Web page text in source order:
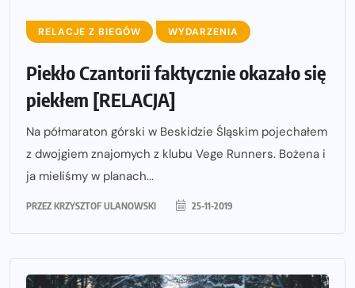
RELACJE Z BIEGÓW WYDARZENIA
Piekło Czantorii faktycznie okazało się
piekłem [RELACJA]
Na półmaraton górski w Beskidzie Śląskim pojechałem
z dwojgiem znajomych z klubu Vege Runners. Bożena i
ja mieliśmy w planach...
PRZEZ KRZYSZTOF ULANOWSKI 25-11-2019